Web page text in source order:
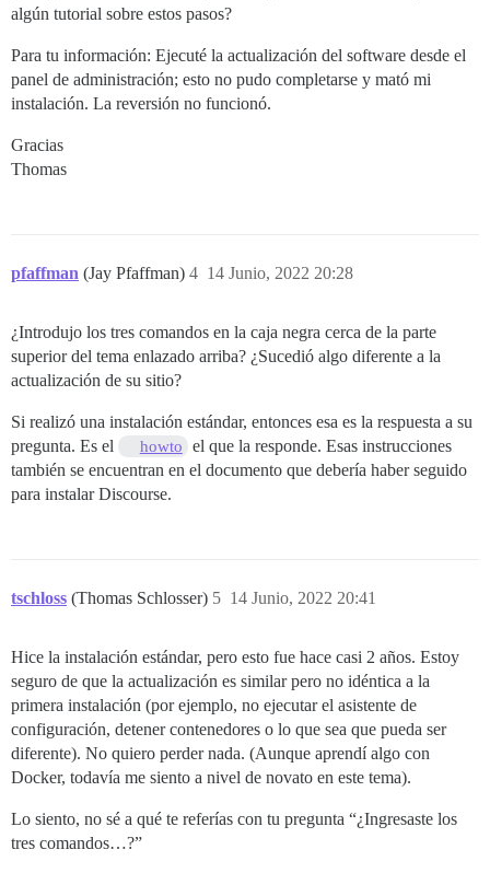
algún tutorial sobre estos pasos?
Para tu información: Ejecuté la actualización del software desde el
panel de administración; esto no pudo completarse y mató mi
instalación. La reversión no funcionó.
Gracias
Thomas
pfaffman (Jay Pfaffman) 14 Junio, 2022 20:28
4
¿Introdujo los tres comandos en la caja negra cerca de la parte
superior del tema enlazado arriba? ¿Sucedió algo diferente a la
actualización de su sitio?
Si realizó una instalación estándar, entonces esa es la respuesta a su
pregunta. Es el
howto
el que la responde. Esas instrucciones
también se encuentran en el documento que debería haber seguido
para instalar Discourse.
tschloss (Thomas Schlosser) 14 Junio, 2022 20:41
5
Hice la instalación estándar, pero esto fue hace casi 2 años. Estoy
seguro de que la actualización es similar pero no idéntica a la
primera instalación (por ejemplo, no ejecutar el asistente de
configuración, detener contenedores o lo que sea que pueda ser
diferente). No quiero perder nada. (Aunque aprendí algo con
Docker, todavía me siento a nivel de novato en este tema).
Lo siento, no sé a qué te referías con tu pregunta “¿Ingresaste los
tres comandos…?”